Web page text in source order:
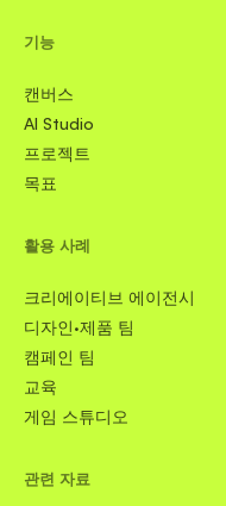
기능
캔버스
AI Studio
프로젝트
목표
활용 사례
크리에이티브 에이전시
디자인·제품 팀
캠페인 팀
교육
게임 스튜디오
관련 자료